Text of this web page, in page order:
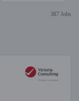
387 Jobs